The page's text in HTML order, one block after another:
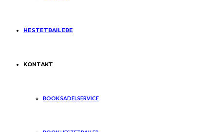
HESTETRAILERE
KONTAKT
BOOK SADELSERVICE